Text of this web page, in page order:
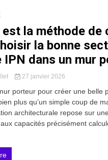
est la méthode de
la bonne
IPN dans un mur
27 janvier 2026
porteur pour créer une belle
plus qu’un simple coup de
architecturale repose sur
capacités précisément